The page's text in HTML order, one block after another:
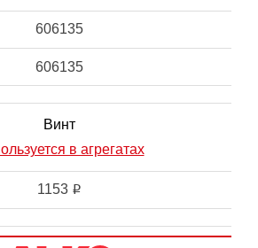
606135
606135
Винт
в агрегатах
1153 i